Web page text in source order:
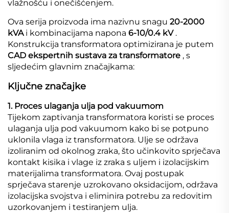
vlažnošću i onečišćenjem.
Ova serija proizvoda ima nazivnu snagu 20-2000
kVA i kombinacijama napona 6-10/0.4 kV .
Konstrukcija transformatora optimizirana je putem
CAD ekspertnih sustava za transformatore , s
sljedećim glavnim značajkama:
Ključne značajke
1. Proces ulaganja ulja pod vakuumom
Tijekom zaptivanja transformatora koristi se proces
ulaganja ulja pod vakuumom kako bi se potpuno
uklonila vlaga iz transformatora. Ulje se održava
izoliranim od okolnog zraka, što učinkovito sprječava
kontakt kisika i vlage iz zraka s uljem i izolacijskim
materijalima transformatora. Ovaj postupak
sprječava starenje uzrokovano oksidacijom, održava
izolacijska svojstva i eliminira potrebu za redovitim
uzorkovanjem i testiranjem ulja.